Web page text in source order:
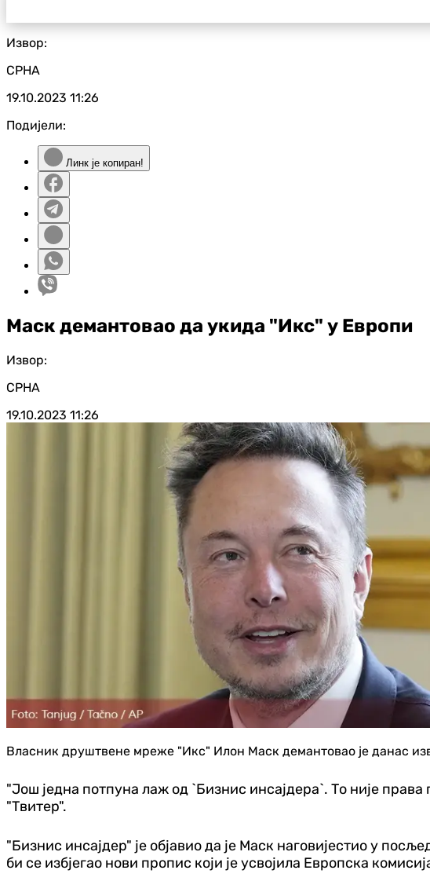
Извор:
СРНА
19.10.2023 11:26
Подијели:
Линк је копиран!
Маск демантовао да укида "Икс" у Европи
Извор:
СРНА
19.10.2023 11:26
Власник друштвене мреже "Икс" Илон Маск демантовао је данас
"Још једна потпуна лаж од `Бизнис инсајдера`. То није права
"Твитер".
"Бизнис инсајдер" је објавио да је Маск наговијестио у
би се избјегао нови пропис који је усвојила Европска